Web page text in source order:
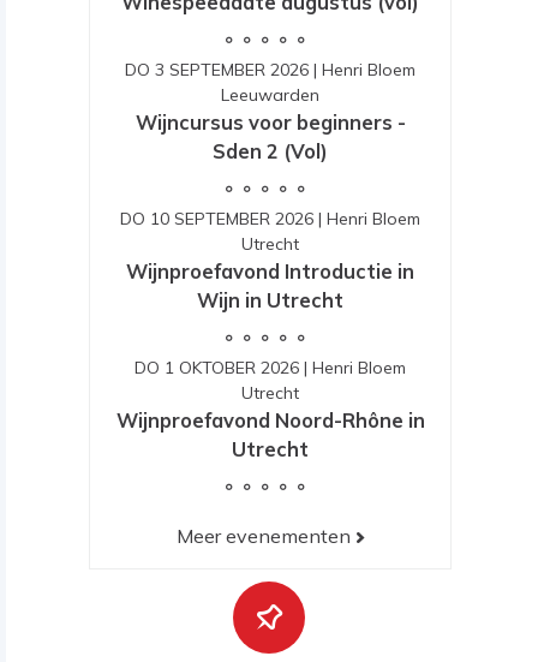
DO 3 SEPTEMBER 2026 | Henri Bloem
Leeuwarden
Wijncursus voor beginners -
Sden 2 (Vol)
DO 10 SEPTEMBER 2026 | Henri Bloem
Utrecht
Wijnproefavond Introductie in
Wijn in Utrecht
DO 1 OKTOBER 2026 | Henri Bloem
Utrecht
Wijnproefavond Noord-Rhône in
Utrecht
Meer evenementen